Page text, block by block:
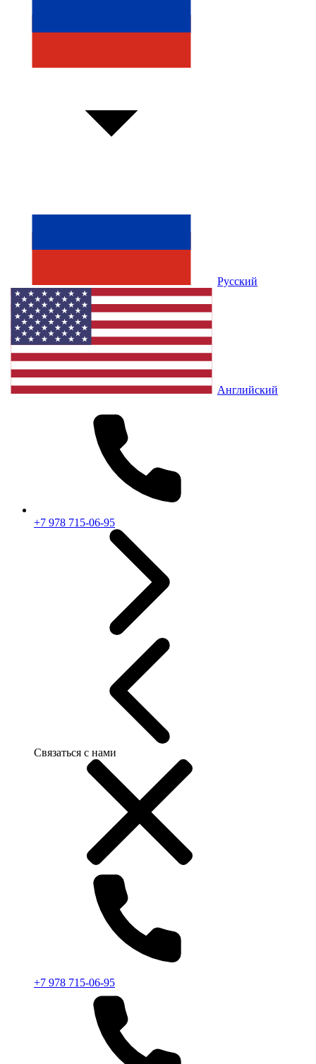
Русский
Английский
+7 978 715-06-95
Связаться с нами
+7 978 715-06-95